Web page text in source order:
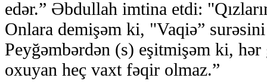
edər.” Əbdullah imtina etdi:
Onlara demişəm ki, "Vaqiə”
Peyğəmbərdən (s) eşitmişəm ki,
oxuyan heç vaxt fəqir olmaz.”